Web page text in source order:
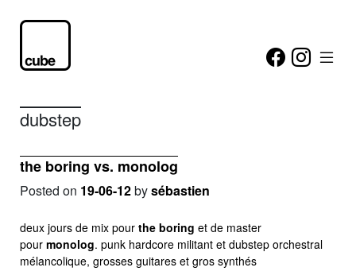
dubstep
the boring vs. monolog
Posted on 19-06-12bysébastien
deux jours de mix pour the boring et de master
pour monolog. punk hardcore militant et dubstep orchestral
mélancolique, grosses guitares et gros synthés